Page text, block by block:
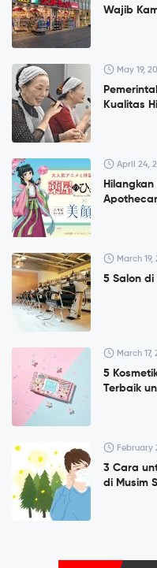
Wajib
May 19,
Kualitas
April 24,
March 19,
5 Salon di
March 17,
5
Terbaik
February
3 Cara
di Musim